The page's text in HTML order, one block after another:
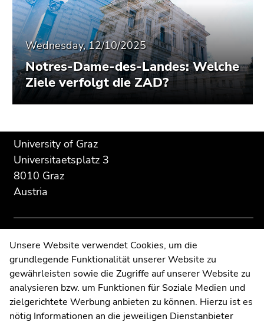
Wednesday, 12/10/2025
Notres-Dame-des-Landes: Welche
Ziele verfolgt die ZAD?
Begin
page
section:
Additional
University of Graz
Universitaetsplatz 3
8010 Graz
Austria
Contact
Web Editors
Moodle
UNIGRAZonline
Imprint
End
this
page
section.
page
sections
End
this
page
section.
page
sections
Unsere Website verwendet Cookies, um die
grundlegende Funktionalität unserer Website zu
gewährleisten sowie die Zugriffe auf unserer Website zu
analysieren bzw. um Funktionen für Soziale Medien und
zielgerichtete Werbung anbieten zu können. Hierzu ist es
nötig Informationen an die jeweiligen Dienstanbieter